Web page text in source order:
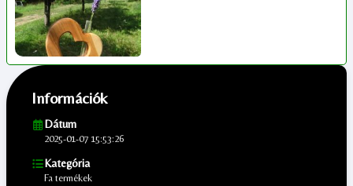
Információk
Dátum
2025-01-07 15:53:26
Kategória
Fa termékek